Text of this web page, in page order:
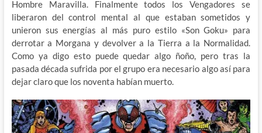
Hombre Maravilla. Finalmente todos los Vengadores se
liberaron del control mental al que estaban sometidos y
unieron sus energías al más puro estilo «Son Goku» para
derrotar a Morgana y devolver a la Tierra a la Normalidad.
Como ya digo esto puede quedar algo ñoño, pero tras la
pasada década sufrida por el grupo era necesario algo así para
dejar claro que los noventa habían muerto.